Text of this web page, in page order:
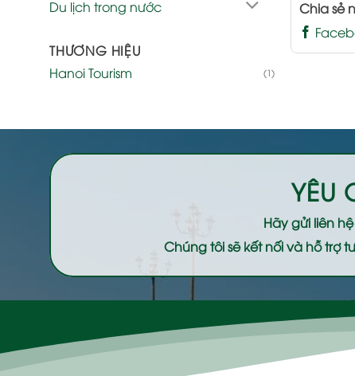
Du lịch trong nước
THƯƠNG HIỆU
Hanoi Tourism
(1)
Chia sẻ
YÊU
Hãy gửi liên
Chúng tôi sẽ kết nối và hỗ trợ